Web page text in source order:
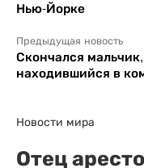
Нью-Йорке
Предыдущая новость
Скончался
находившийся в
Новости мира
Отец